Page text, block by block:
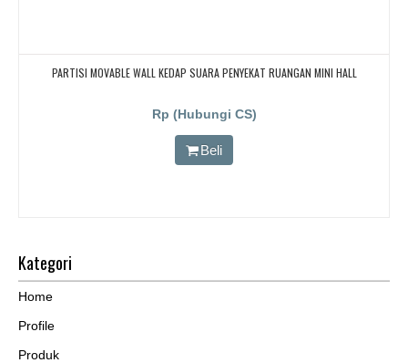
PARTISI MOVABLE WALL KEDAP SUARA PENYEKAT RUANGAN MINI HALL
Rp (Hubungi CS)
Beli
Kategori
Home
Profile
Produk